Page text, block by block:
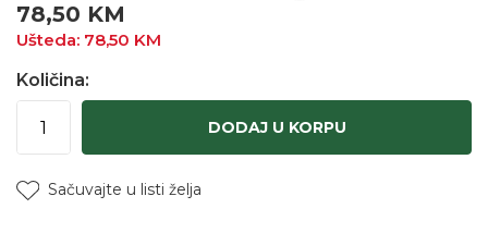
78,50 KM
Ušteda: 78,50 KM
Količina:
DODAJ U KORPU
Sačuvajte u listi želja